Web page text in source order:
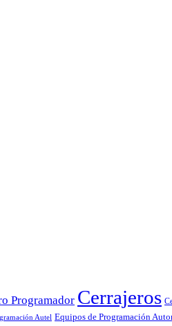
Programador Cerrajeros
Autel Equipos de Programación